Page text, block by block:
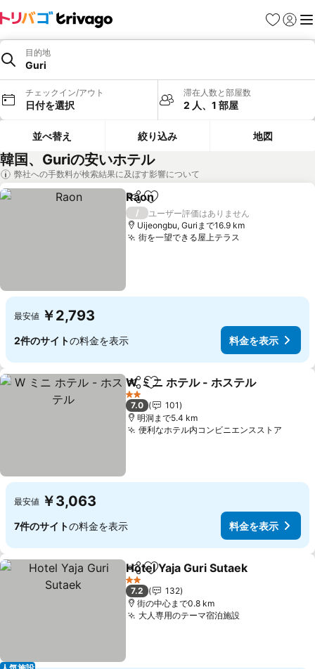
お気に入り
ログイ
メ
目的地
Guri
チェックイン/アウト
日付を選択
滞在人数と部屋数
2 人、1 部屋
並べ替え 絞り込み 地図
韓国、Guriの安いホテル
弊社への手数料が検索結果に及ぼす影響について
シェアお気に入りに追加
Raon
/
ユーザー評価はありません
Uijeongbu, Guriまで16.9 km
街を一望できる屋上テラス
最安値 ￥2,793
2件のサイトの料金を表示 料金を表示
シェアお気に入りに追加
W ミニ ホテル - ホステル
2 ホテルのランク
7.0
101
明洞まで5.4 km
便利なホテル内コンビニエンスストア
最安値 ￥3,063
7件のサイトの料金を表示 料金を表示
シェアお気に入りに追加
Hotel Yaja Guri Sutaek
2 ホテルのランク
7.2
132
街の中心まで0.8 km
大人専用のテーマ宿泊施設